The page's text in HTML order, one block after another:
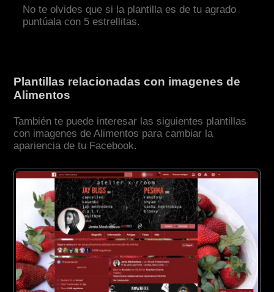
No te olvides que si la plantilla es de tu agrado
puntúala con 5 estrellitas.
Plantillas relacionadas con imagenes de
Alimentos
También te puede interesar las siguientes plantillas
con imagenes de Alimentos para cambiar la
apariencia de tu Facebook.